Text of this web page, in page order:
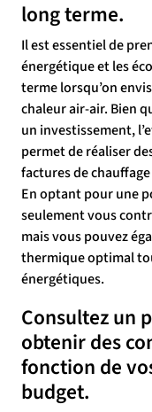
long terme.
Il est essentiel de
énergétique et les
terme lorsqu’on
chaleur air-air. Bien
un investissement,
permet de réaliser
factures de
En optant pour une
seulement vous
mais vous pouvez
thermique optimal
énergétiques.
Consultez un
obtenir des
fonction de
budget.